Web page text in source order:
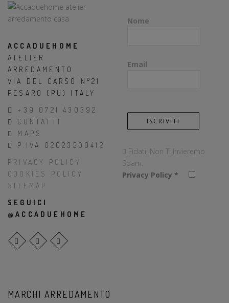
ACCADUEHOME
ATELIER
ARREDAMENTO
VIA DEL CARSO N°21
PESARO (PU) ITALY
+39 0721 430392
CONTATTI
MAPS
P.IVA 02023500412
PRIVACY POLICY
COOKIES POLICY
SITEMAP
SEGUICI
@ACCADUEHOME
Nome
Email
Fidati, Non Ti Invieremo
Spam.
Privacy Policy *
MARCHI ARREDAMENTO